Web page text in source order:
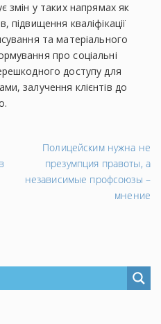
змін у таких напрямах як
підвищення кваліфікації
та матеріального
про соціальні
доступу для
залучення клієнтів до
→
Полицейским нужна не
презумпция правоты, а
независимые профсоюзы –
мнение